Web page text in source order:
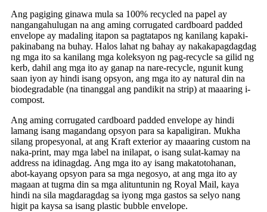
Ang pagiging ginawa mula sa 100% recycled na papel ay
nangangahulugan na ang aming corrugated cardboard padded
envelope ay madaling itapon sa pagtatapos ng kanilang kapaki-
pakinabang na buhay. Halos lahat ng bahay ay nakakapagdagdag
ng mga ito sa kanilang mga koleksyon ng pag-recycle sa gilid ng
kerb, dahil ang mga ito ay ganap na nare-recycle, ngunit kung
saan iyon ay hindi isang opsyon, ang mga ito ay natural din na
biodegradable (na tinanggal ang pandikit na strip) at maaaring i-
compost.
Ang aming corrugated cardboard padded envelope ay hindi
lamang isang magandang opsyon para sa kapaligiran. Mukha
silang propesyonal, at ang Kraft exterior ay maaaring custom na
naka-print, may mga label na inilapat, o isang sulat-kamay na
address na idinagdag. Ang mga ito ay isang makatotohanan,
abot-kayang opsyon para sa mga negosyo, at ang mga ito ay
magaan at tugma din sa mga alituntunin ng Royal Mail, kaya
hindi na sila magdaragdag sa iyong mga gastos sa selyo nang
higit pa kaysa sa isang plastic bubble envelope.